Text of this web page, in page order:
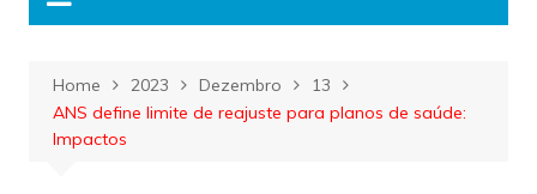
Home 2023 Dezembro
13
ANS define limite de reajuste para planos de saúde:
Impactos